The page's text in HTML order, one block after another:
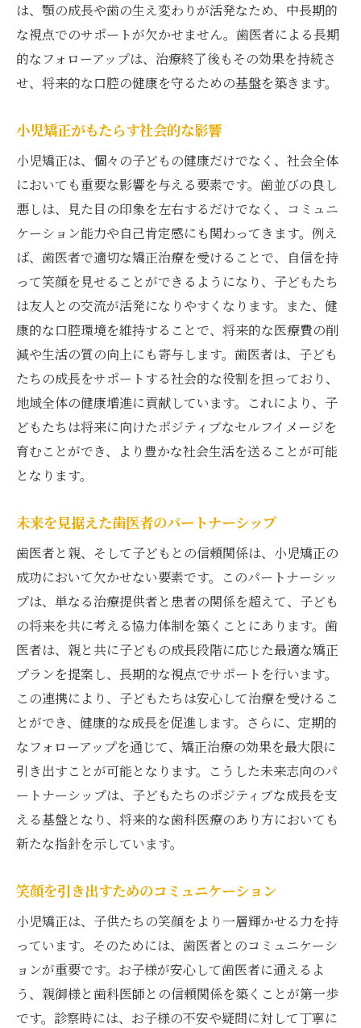
は、顎の成長や歯の生え変わりが活発なため、中長期的
な視点でのサポートが欠かせません。歯医者による長期
的なフォローアップは、治療終了後もその効果を持続さ
せ、将来的な口腔の健康を守るための基盤を築きます。
小児矯正がもたらす社会的な影響
小児矯正は、個々の子どもの健康だけでなく、社会全体
においても重要な影響を与える要素です。歯並びの良し
悪しは、見た目の印象を左右するだけでなく、コミュニ
ケーション能力や自己肯定感にも関わってきます。例え
ば、歯医者で適切な矯正治療を受けることで、自信を持
って笑顔を見せることができるようになり、子どもたち
は友人との交流が活発になりやすくなります。また、健
康的な口腔環境を維持することで、将来的な医療費の削
減や生活の質の向上にも寄与します。歯医者は、子ども
たちの成長をサポートする社会的な役割を担っており、
地域全体の健康増進に貢献しています。これにより、子
どもたちは将来に向けたポジティブなセルフイメージを
育むことができ、より豊かな社会生活を送ることが可能
となります。
未来を見据えた歯医者のパートナーシップ
歯医者と親、そして子どもとの信頼関係は、小児矯正の
成功において欠かせない要素です。このパートナーシッ
プは、単なる治療提供者と患者の関係を超えて、子ども
の将来を共に考える協力体制を築くことにあります。歯
医者は、親と共に子どもの成長段階に応じた最適な矯正
プランを提案し、長期的な視点でサポートを行います。
この連携により、子どもたちは安心して治療を受けるこ
とができ、健康的な成長を促進します。さらに、定期的
なフォローアップを通じて、矯正治療の効果を最大限に
引き出すことが可能となります。こうした未来志向のパ
ートナーシップは、子どもたちのポジティブな成長を支
える基盤となり、将来的な歯科医療のあり方においても
新たな指針を示しています。
笑顔を引き出すためのコミュニケーション
小児矯正は、子供たちの笑顔をより一層輝かせる力を持
っています。そのためには、歯医者とのコミュニケーシ
ョンが重要です。お子様が安心して歯医者に通えるよ
う、親御様と歯科医師との信頼関係を築くことが第一歩
です。診察時には、お子様の不安や疑問に対して丁寧に